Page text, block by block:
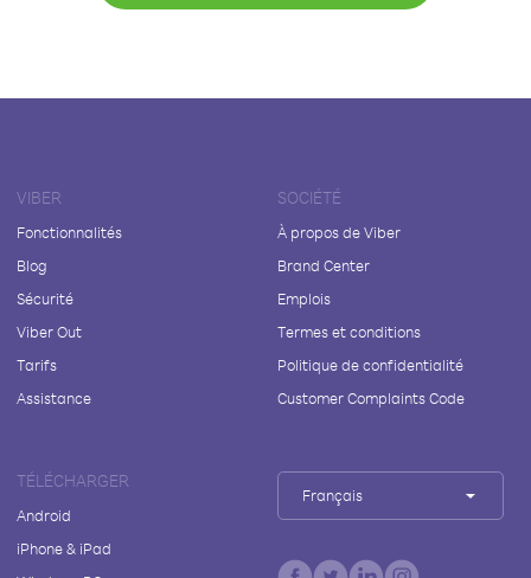
VIBER
Fonctionnalités
Blog
Sécurité
Viber Out
Tarifs
Assistance
SOCIÉTÉ
À propos de Viber
Brand Center
Emplois
Termes et conditions
Politique de confidentialité
Customer Complaints Code
TÉLÉCHARGER
Android
iPhone & iPad
Français